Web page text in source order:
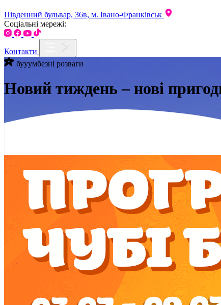
Південний бульвар, 36в, м. Івано-Франківськ
Соціальні мережі:
Контакти
бууумбезні розваги
Новий тиждень – нові